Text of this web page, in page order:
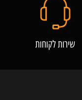
שירות לקוחות